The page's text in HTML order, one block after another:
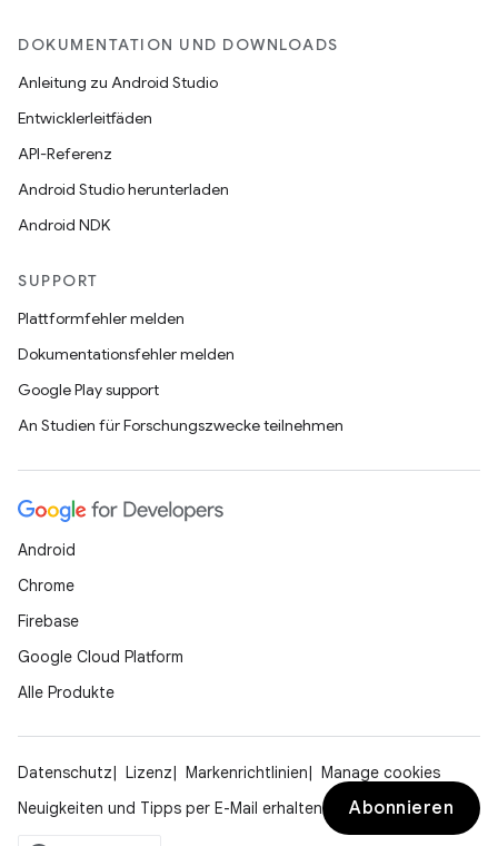
DOKUMENTATION UND DOWNLOADS
Anleitung zu Android Studio
Entwicklerleitfäden
API-Referenz
Android Studio herunterladen
Android NDK
SUPPORT
Plattformfehler melden
Dokumentationsfehler melden
Google Play support
An Studien für Forschungszwecke teilnehmen
Android
Chrome
Firebase
Google Cloud Platform
Alle Produkte
Datenschutz Lizenz Markenrichtlinien
Manage cookies
Neuigkeiten und Tipps per E-Mail erhalten
Abonnieren